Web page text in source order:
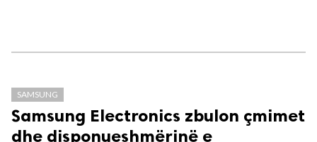
SAMSUNG
Samsung Electronics zbulon çmimet
dhe disponueshmërinë e